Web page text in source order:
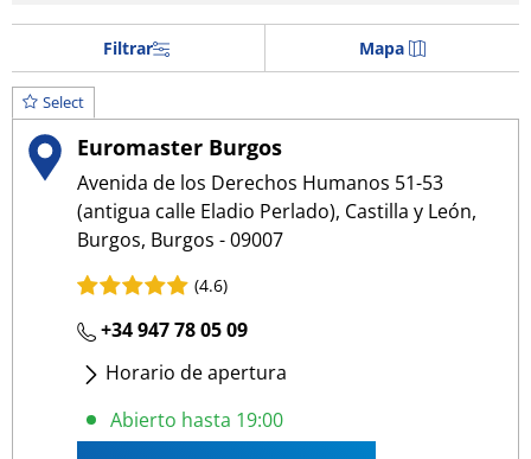
Filtrar Mapa
Select
Euromaster Burgos
Avenida de los Derechos Humanos 51-53
(antigua calle Eladio Perlado), Castilla y León,
Burgos, Burgos - 09007
(4.6)
+34 947 78 05 09
Horario de apertura
Lunes- Viernes:09:00 13:30
Abierto hasta 19:00